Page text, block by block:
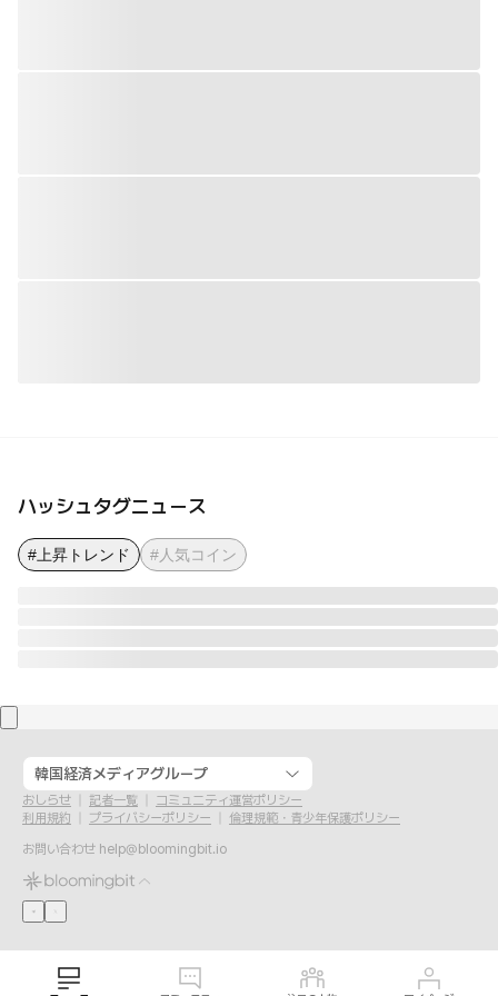
ハッシュタグニュース
#上昇トレンド #人気コイン
韓国経済メディアグループ
おしらせ 記者一覧
コミュニティ運営ポリシー
利用規約
プライバシーポリシー
倫理規範・青少年保護ポリシー
お問い合わせ help@bloomingbit.io